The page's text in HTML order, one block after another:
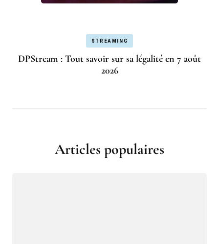
STREAMING
DPStream : Tout savoir sur sa légalité en 7 août
2026
Articles populaires